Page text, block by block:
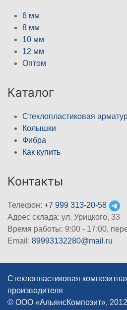
6 мм
8 мм
10 мм
12 мм
Оптом
Каталог
Стеклопластиковая
Колышки
Фибра
Как купить
Контакты
Телефон: +7 999 313-20-58
Адрес склада: ул. Урицкого, 33
Время работы: 9:00 - 17:00,
Email: 89993132280@mail.ru
Стеклопластиковая
производителя
© ООО «АльянсКомпозит»,